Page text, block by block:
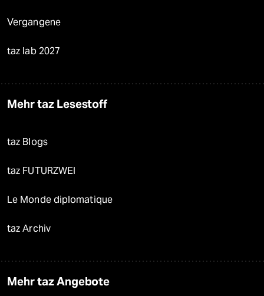
Vergangene
taz lab 2027
Mehr taz Lesestoff
taz Blogs
taz FUTURZWEI
Le Monde diplomatique
taz Archiv
Mehr taz Angebote